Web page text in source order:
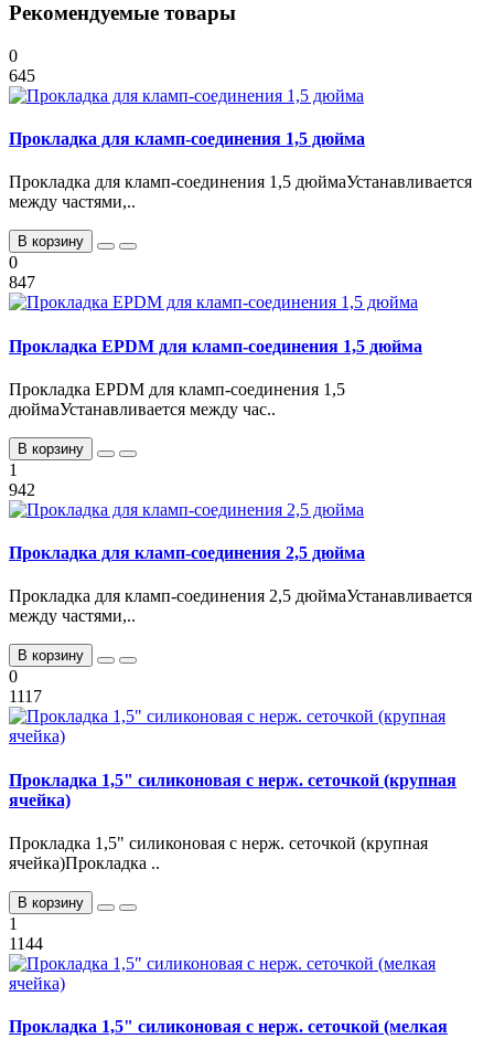
Рекомендуемые товары
0
645
Прокладка для кламп-соединения 1,5 дюйма
Прокладка для кламп-соединения 1,5 дюймаУстанавливается
между частями,..
В корзину
0
847
Прокладка EPDM для кламп-соединения 1,5 дюйма
Прокладка EPDM для кламп-соединения 1,5
дюймаУстанавливается между час..
В корзину
1
942
Прокладка для кламп-соединения 2,5 дюйма
Прокладка для кламп-соединения 2,5 дюймаУстанавливается
между частями,..
В корзину
0
1117
Прокладка 1,5" силиконовая с нерж. сеточкой (крупная
ячейка)
Прокладка 1,5" силиконовая с нерж. сеточкой (крупная
ячейка)Прокладка ..
В корзину
1
1144
Прокладка 1,5" силиконовая с нерж. сеточкой (мелкая